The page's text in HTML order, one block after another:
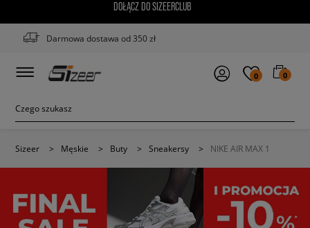
DOŁĄCZ DO SIZEERCLUB
Darmowa dostawa od 350 zł
0 0
Sizeer > Męskie > Buty > Sneakersy > NIKE AIR MAX 1